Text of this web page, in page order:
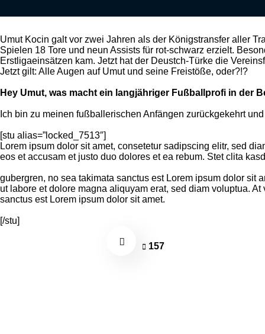
Umut Kocin galt vor zwei Jahren als der Königstransfer aller
Spielen 18 Tore und neun Assists für rot-schwarz erzielt.
Erstligaeinsätzen kam. Jetzt hat der Deustch-Türke die
Jetzt gilt: Alle Augen auf Umut und seine Freistöße, oder?!?
Hey Umut, was macht ein langjähriger Fußballprofi in der
Ich bin zu meinen fußballerischen Anfängen zurückgekehrt
[stu alias=”locked_7513″]
Lorem ipsum dolor sit amet, consetetur sadipscing elitr, sed
eos et accusam et justo duo dolores et ea rebum. Stet clita kasd
gubergren, no sea takimata sanctus est Lorem ipsum dolor sit
ut labore et dolore magna aliquyam erat, sed diam voluptua.
sanctus est Lorem ipsum dolor sit amet.
[/stu]
157